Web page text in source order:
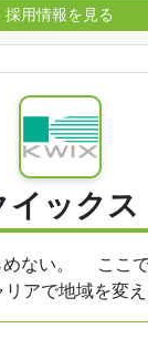
採用情報を見る
イックス
めない。 ここで
アで地域を変え